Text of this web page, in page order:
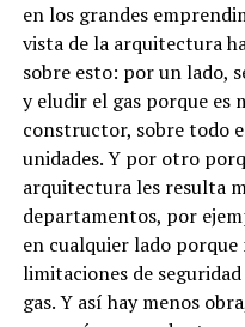
en los grandes
vista de la arquitectura
sobre esto: por un lado,
y eludir el gas porque es
constructor, sobre todo
unidades. Y por otro
arquitectura les resulta
departamentos, por
en cualquier lado
limitaciones de
gas. Y así hay menos